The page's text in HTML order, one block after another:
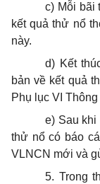
c) Mỗi bãi
kết quả thử nổ
này.
d) Kết
bản về kết quả
Phụ lục VI
e) Sau
thử nổ có báo
VLNCN mới và
5. Trong